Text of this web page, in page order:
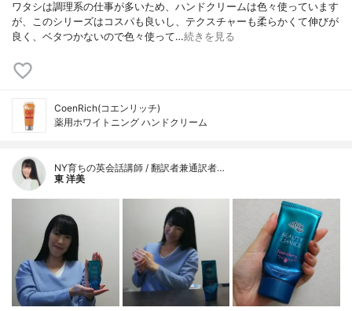
ワタシは調理系の仕事が多いため、ハンドクリームは色々使っています
が、このシリーズはコスパも良いし、テクスチャーも柔らかくて伸びが
良く、ベタつかないので色々使って…続きを見る
CoenRich(コエンリッチ)
薬用ホワイトニング ハンドクリーム
NY育ちの英会話講師 / 翻訳者兼通訳者…
東 洋美